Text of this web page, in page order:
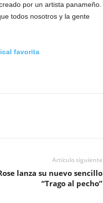
por un artista panameño.
todos nosotros y la gente
favorita
Artículo siguiente
lanza su nuevo sencillo
“Trago al pecho”